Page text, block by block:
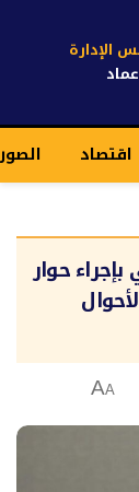
الإدارة
اقتصاد
حوار
A
A